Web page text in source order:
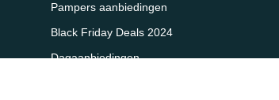
Pampers aanbiedingen
Black Friday Deals 2024
Dagaanbiedingen